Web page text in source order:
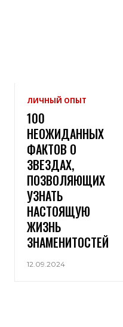
ЛИЧНЫЙ ОПЫТ
100
НЕОЖИДАННЫХ
ФАКТОВ О
ЗВЕЗДАХ,
ПОЗВОЛЯЮЩИХ
УЗНАТЬ
НАСТОЯЩУЮ
ЖИЗНЬ
ЗНАМЕНИТОСТЕЙ
12.09.2024